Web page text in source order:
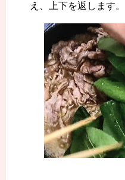
え、上下を返します。